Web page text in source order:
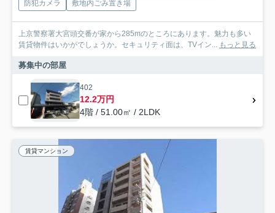
防犯カメラ
敷地内ごみ置き場
上京警察署大宮頭交番が家から285mのところにあります。魅力も多い
賃貸物件はいかがでしょうか。セキュリティ面は、TVイン... もっと見る
募集中の部屋
402
12.2万円
4階 / 51.00㎡ / 2LDK
賃貸マンション